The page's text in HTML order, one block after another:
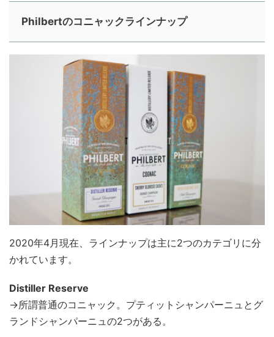
Philbertのコニャックラインナップ
2020年4月現在、ラインナップは主に2つのカテゴリに分
かれています。
Distiller Reserve
→所謂普通のコニャック。プティットシャンパーニュとグ
ランドシャンパーニュの2つがある。